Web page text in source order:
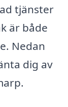
tjänster
är både
Nedan
dig av